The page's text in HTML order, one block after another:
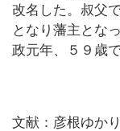
改名した。叔父
となり藩主とな
政元年、５９歳
文献：彦根ゆか